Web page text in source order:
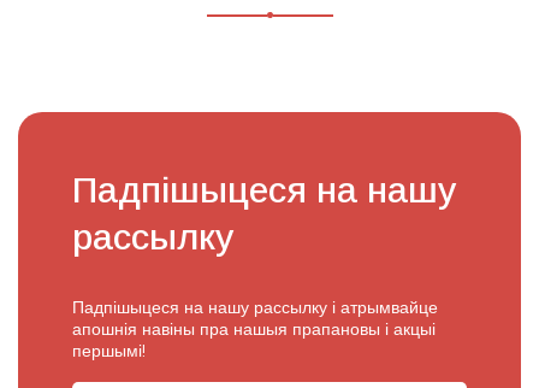
Падпішыцеся на нашу
рассылку
Падпішыцеся на нашу рассылку і атрымвайце
апошнія навіны пра нашыя прапановы і акцыі
першымі!